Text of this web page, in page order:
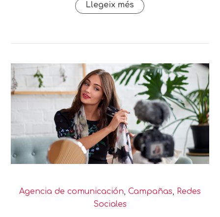
Llegeix més
Agencia de comunicación, Campañas, Redes
Sociales